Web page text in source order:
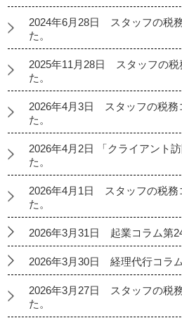
2024年6月28日 スタッフの税
た。
2025年11月28日 スタッフの税
た。
2026年4月3日 スタッフの税務
た。
2026年4月2日 「クライアント
た。
2026年4月1日 スタッフの税務
た。
2026年3月31日 起業コラム第
2026年3月30日 経理代行コラ
2026年3月27日 スタッフの税
た。